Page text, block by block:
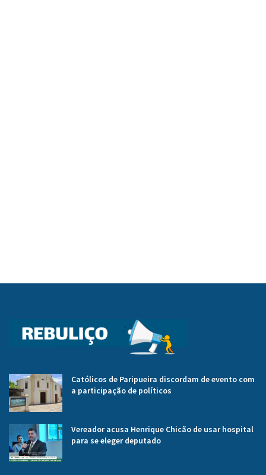
Católicos de Paripueira discordam de evento com
a participação de políticos
Vereador acusa Henrique Chicão de usar hospital
para se eleger deputado